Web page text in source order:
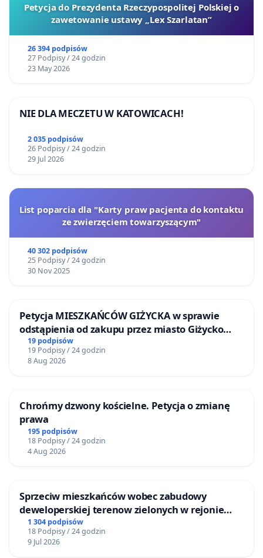
Petycja do Prezydenta Rzeczypospolitej Polskiej o
zawetowanie ustawy „Lex Szarlatan”
26 394 podpisów
27 Podpisy / 24 godzin
23 May 2026
NIE DLA MECZETU W KATOWICACH!
2 035 podpisów
26 Podpisy / 24 godzin
29 Jul 2026
List poparcia dla "Karty praw pacjenta do kontaktu
ze zwierzęciem towarzyszącym"
40 302 podpisów
25 Podpisy / 24 godzin
30 Nov 2025
Petycja MIESZKAŃCÓW GIŻYCKA w sprawie
odstąpienia od zakupu przez miasto Giżycko
nieruchomości położonej nad jeziorem Niegocin
19 podpisów
19 Podpisy / 24 godzin
8 Aug 2026
Chrońmy dzwony kościelne. Petycja o zmianę
prawa
195 podpisów
18 Podpisy / 24 godzin
4 Aug 2026
Sprzeciw mieszkańców wobec zabudowy
deweloperskiej terenow zielonych w rejonie
Bulwarów Straceńskich w Bielsku-Białej
1 304 podpisów
18 Podpisy / 24 godzin
9 Jul 2026